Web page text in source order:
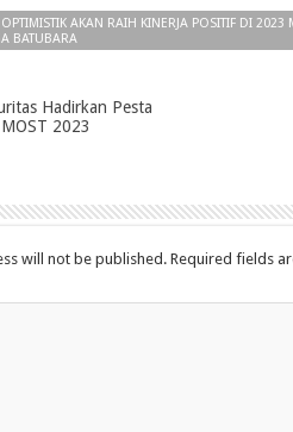
AKAN RAIH KINERJA POSITIF DI 2023
BATUBARA
Hadirkan Pesta
2023
will not be published. Required fields